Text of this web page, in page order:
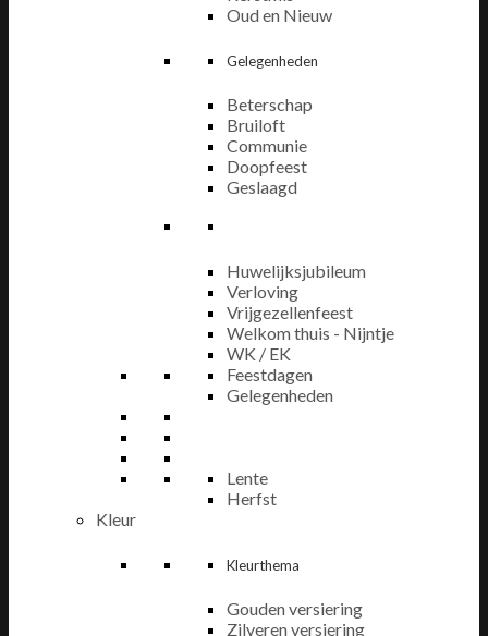
Oud en Nieuw
Gelegenheden
Beterschap
Bruiloft
Communie
Doopfeest
Geslaagd
Huwelijksjubileum
Verloving
Vrijgezellenfeest
Welkom thuis - Nijntje
WK / EK
Feestdagen
Gelegenheden
Lente
Herfst
Kleur
Kleurthema
Gouden versiering
Zilveren versiering